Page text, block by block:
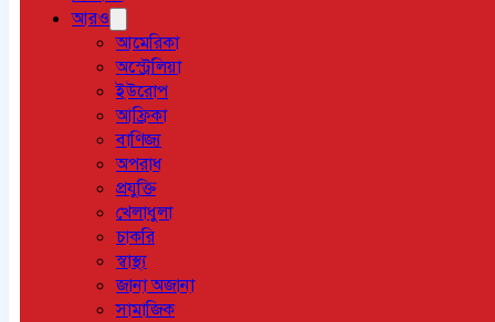
আরও
আমেরিকা
অস্ট্রেলিয়া
ইউরোপ
আফ্রিকা
বাণিজ্য
অপরাধ
প্রযুক্তি
খেলাধুলা
চাকরি
স্বাস্থ্য
জানা অজানা
সামাজিক